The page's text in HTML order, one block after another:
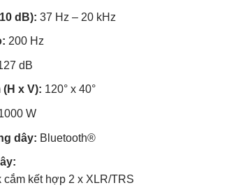
dB): 37 Hz – 20 kHz
200 Hz
dB
x V): 120° x 40°
W
dây: Bluetooth®
kết hợp 2 x XLR/TRS